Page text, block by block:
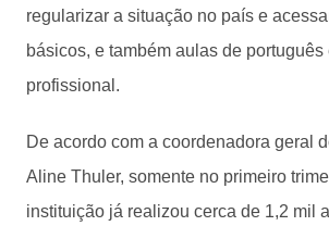
regularizar a situação no país e
básicos, e também aulas de
profissional.
De acordo com a coordenadora geral
Aline Thuler, somente no primeiro
instituição já realizou cerca de 1,2 mil